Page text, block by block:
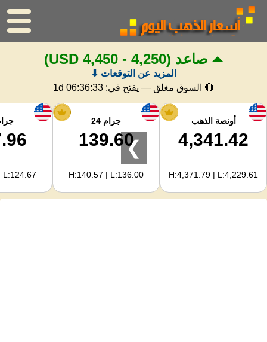
الرئيسية
سعر الذهب
اسعار الفضه
حاسبة الذهب
لمشرفي المواقع
صاعد (4,250 - 4,450 USD)
المزيد عن التوقعات ⬇
🔴 السوق مغلق — يفتح في: 1d 06:36:32
أونصة الذهب
4,341.42
H:4,371.79 | L:4,229.61
جرام 24
139.60
H:140.57 | L:136.00
L:124.67
❯